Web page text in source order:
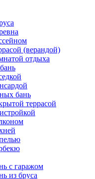
(верандой)
отдыха
бань
террасой
с гаражом
из бруса